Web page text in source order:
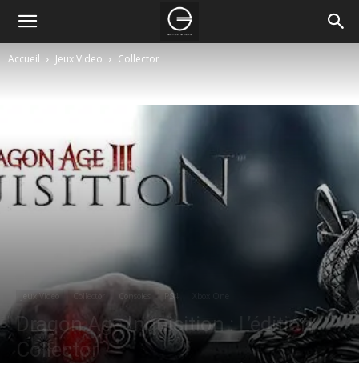
Accueil Jeux Video Collector
Jeux Video Collector Consoles PS4
Dragon Age Inquisition : L’édition
Collector